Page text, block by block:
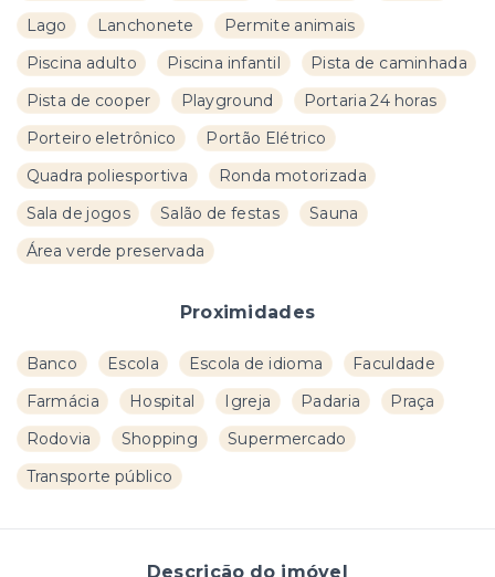
Lago
Lanchonete
Permite animais
Piscina adulto
Piscina infantil
Pista de caminhada
Pista de cooper
Playground
Portaria 24 horas
Porteiro eletrônico
Portão Elétrico
Quadra poliesportiva
Ronda motorizada
Sala de jogos
Salão de festas
Sauna
Área verde preservada
Proximidades
Banco Escola Escola de idioma
Faculdade
Farmácia
Hospital Igreja Padaria
Praça
Rodovia
Shopping
Supermercado
Transporte público
Descrição do imóvel